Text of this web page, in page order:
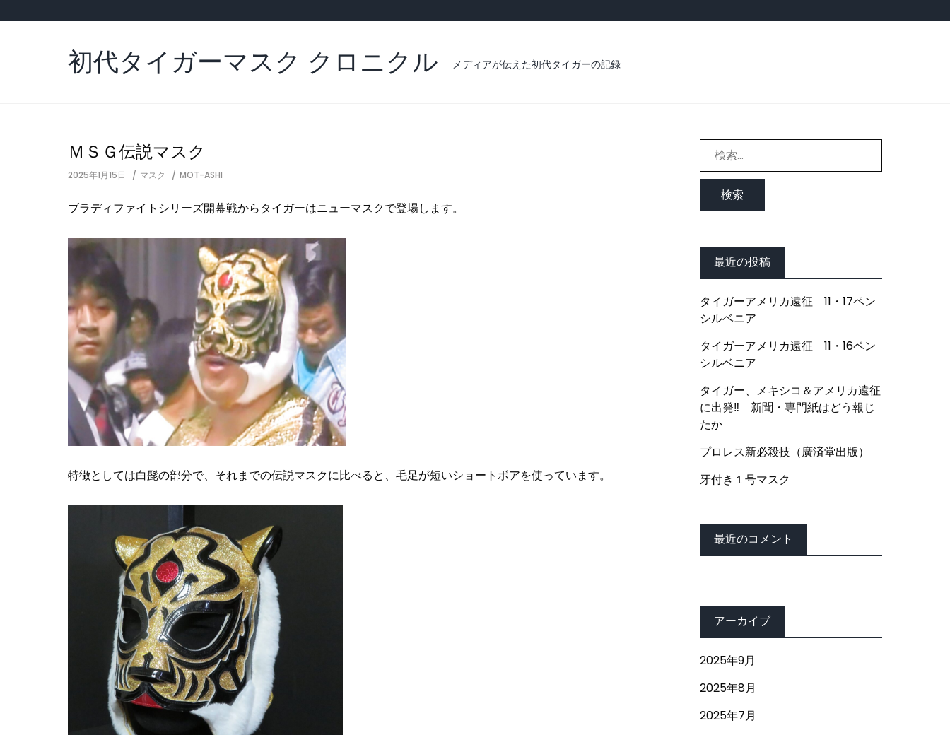
to
初代タイガーマスク クロニクル メディアが伝えた初代タイガーの記録
ＭＳＧ伝説マスク
2025年1月15日 マスク MOT-ASHI
ブラディファイトシリーズ開幕戦からタイガーはニューマスクで登場します。
特徴としては白髭の部分で、それまでの伝説マスクに比べると、毛足が短いショートボアを使っています。
最近の投稿
タイガーアメリカ遠征 11・17ペン
シルベニア
タイガーアメリカ遠征 11・16ペン
シルベニア
タイガー、メキシコ＆アメリカ遠征
に出発‼ 新聞・専門紙はどう報じ
たか
プロレス新必殺技（廣済堂出版）
牙付き１号マスク
最近のコメント
アーカイブ
2025年9月
2025年8月
2025年7月